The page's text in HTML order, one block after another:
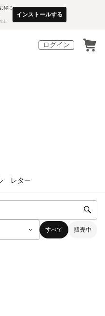
得に
上
インストールする
ログイン
レター
すべて 販売中